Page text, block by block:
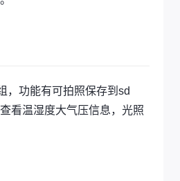
，功能有可拍照保存到sd
看温湿度大气压信息，光照